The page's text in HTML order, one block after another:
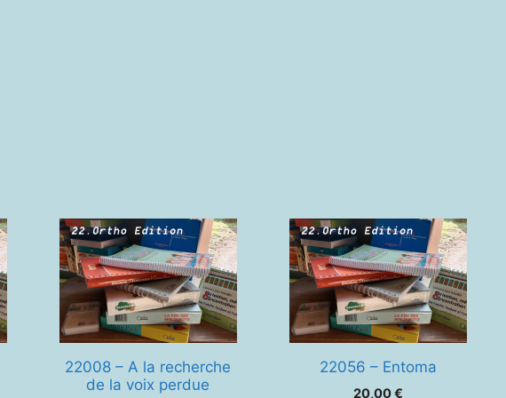
22008 – A la recherche
de la voix perdue
22056 – Entoma
20,00€